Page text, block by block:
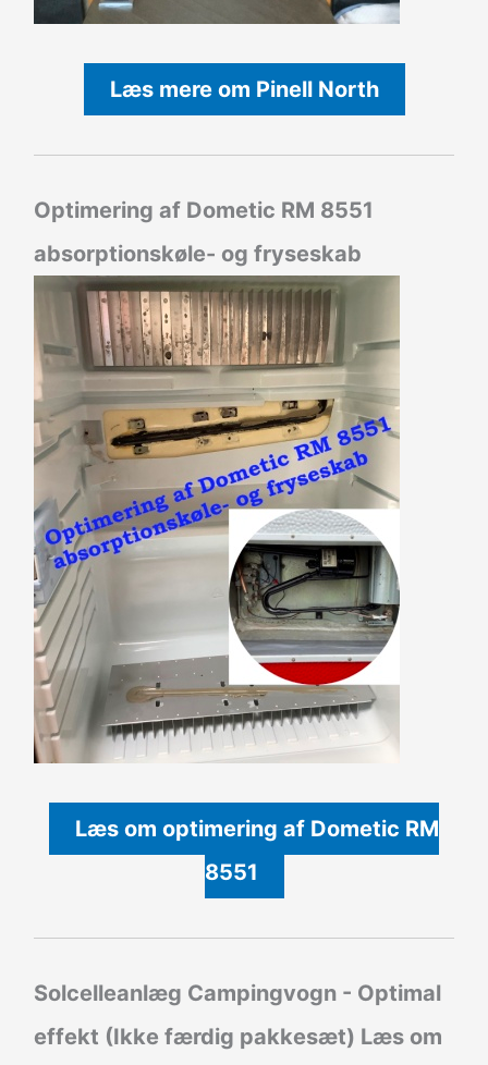
Læs mere om Pinell North
Optimering af Dometic RM 8551
absorptionskøle- og fryseskab
Læs om optimering af Dometic RM
8551
Solcelleanlæg Campingvogn - Optimal
effekt (Ikke færdig pakkesæt) Læs om